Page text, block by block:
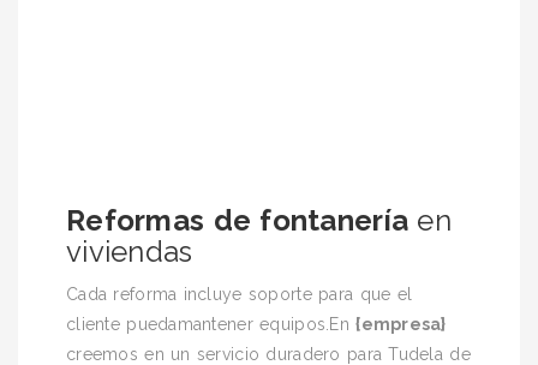
Reformas de fontanería en
viviendas
Cada reforma incluye soporte para que el
cliente puedamantener equipos.En{empresa}
creemos en un servicio duradero para Tudela de